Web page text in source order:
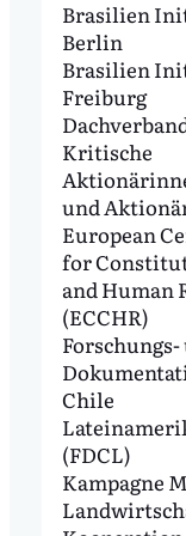
Brasilien
Berlin
Brasilien
Freiburg
Kritische
und
European
for
and Human
(ECCHR)
Forschungs-
Chile
(FDCL)
Kampagne